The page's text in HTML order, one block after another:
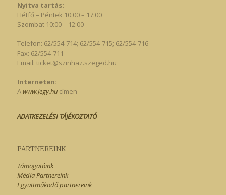
Nyitva tartás:
Hétfő – Péntek 10:00 – 17:00
Szombat 10:00 – 12:00
Telefon: 62/554-714; 62/554-715; 62/554-716
Fax: 62/554-711
Email: ticket@szinhaz.szeged.hu
Interneten:
Awww.jegy.hucímen
ADATKEZELÉSI TÁJÉKOZTATÓ
PARTNEREINK
Támogatóink
Média Partnereink
Együttműködő partnereink